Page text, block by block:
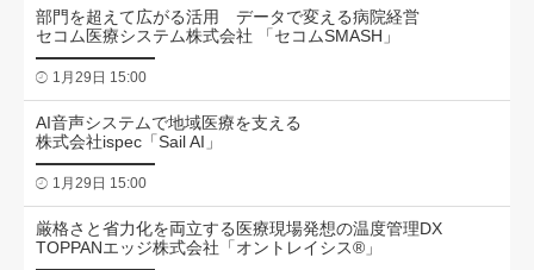
部門を超えて広がる活用 データで変える病院経営
セコム医療システム株式会社 「セコムSMASH」
1月29日 15:00
AI音声システムで地域医療を支える
株式会社ispec「Sail AI」
1月29日 15:00
厳格さと省力化を両立する医療現場発想の温度管理DX
TOPPANエッジ株式会社「オントレイシス®」